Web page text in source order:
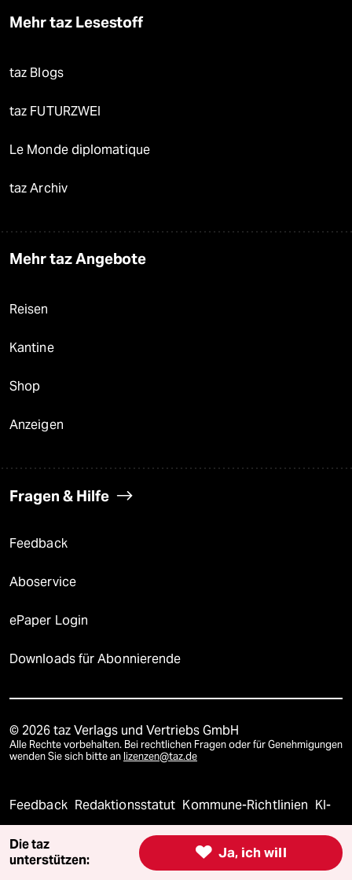
Mehr taz Lesestoff
taz Blogs
taz FUTURZWEI
Le Monde diplomatique
taz Archiv
Mehr taz Angebote
Reisen
Kantine
Shop
Anzeigen
Fragen & Hilfe
Feedback
Aboservice
ePaper Login
Downloads für Abonnierende
© 2026 taz Verlags und Vertriebs GmbH
Alle Rechte vorbehalten. Bei rechtlichen Fragen oder für Genehmigungen
wenden Sie sich bitte an lizenzen@taz.de
Feedback Redaktionsstatut Kommune-Richtlinien KI-
Leitlinie Datenschutz Impressum
 Ja, ich will
Die taz
unterstützen: